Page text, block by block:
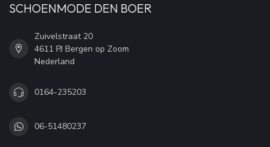
SCHOENMODE DEN BOER
Zuivelstraat 20
4611 PJ Bergen op Zoom
Nederland
0164-235203
06-51480237